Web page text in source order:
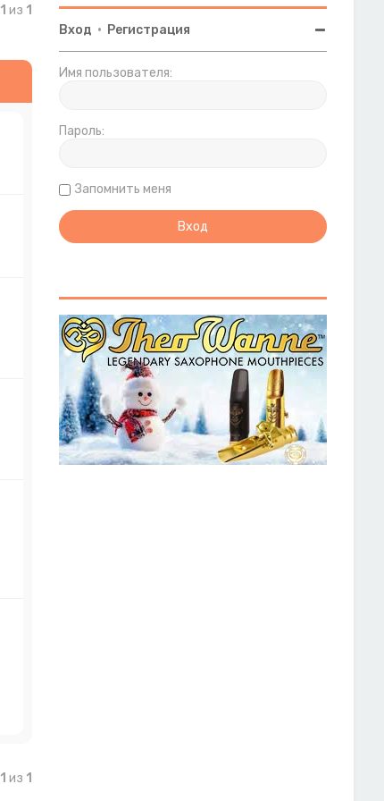
1 из 1
1 из 1
Вход • Регистрация
Имя пользователя:
Пароль:
Запомнить меня